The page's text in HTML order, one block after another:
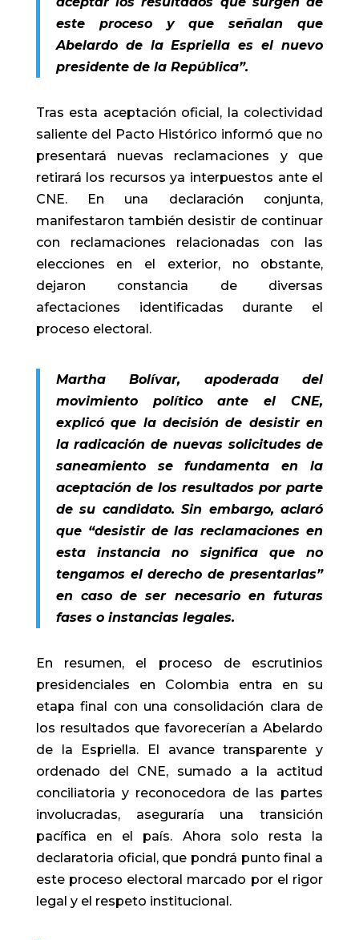
este proceso y que señalan que
Abelardo de la Espriella es el nuevo
presidente de la República”.
Tras esta aceptación oficial, la colectividad
saliente del Pacto Histórico informó que no
presentará nuevas reclamaciones y que
retirará los recursos ya interpuestos ante el
CNE. En una declaración conjunta,
manifestaron también desistir de continuar
con reclamaciones relacionadas con las
elecciones en el exterior, no obstante,
dejaron constancia de diversas
afectaciones identificadas durante el
proceso electoral.
Martha Bolívar, apoderada del
movimiento político ante el CNE,
explicó que la decisión de desistir en
la radicación de nuevas solicitudes de
saneamiento se fundamenta en la
aceptación de los resultados por parte
de su candidato. Sin embargo, aclaró
que “desistir de las reclamaciones en
esta instancia no significa que no
tengamos el derecho de presentarlas”
en caso de ser necesario en futuras
fases o instancias legales.
En resumen, el proceso de escrutinios
presidenciales en Colombia entra en su
etapa final con una consolidación clara de
los resultados que favorecerían a Abelardo
de la Espriella. El avance transparente y
ordenado del CNE, sumado a la actitud
conciliatoria y reconocedora de las partes
involucradas, aseguraría una transición
pacífica en el país. Ahora solo resta la
declaratoria oficial, que pondrá punto final a
este proceso electoral marcado por el rigor
legal y el respeto institucional.